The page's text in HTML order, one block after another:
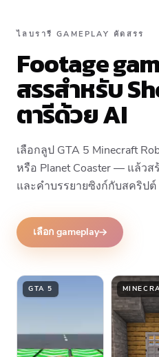
ไลบรารี GAMEPLAY คัดสรร
Footage
สรรสำหรับ
ตารีด้วย AI
เลือกลูป GTA 5 Minecraft
หรือ Planet Coaster — แล้ว
และคำบรรยายซิงก์กับสคริปต์
เลือก gameplay
GTA 5